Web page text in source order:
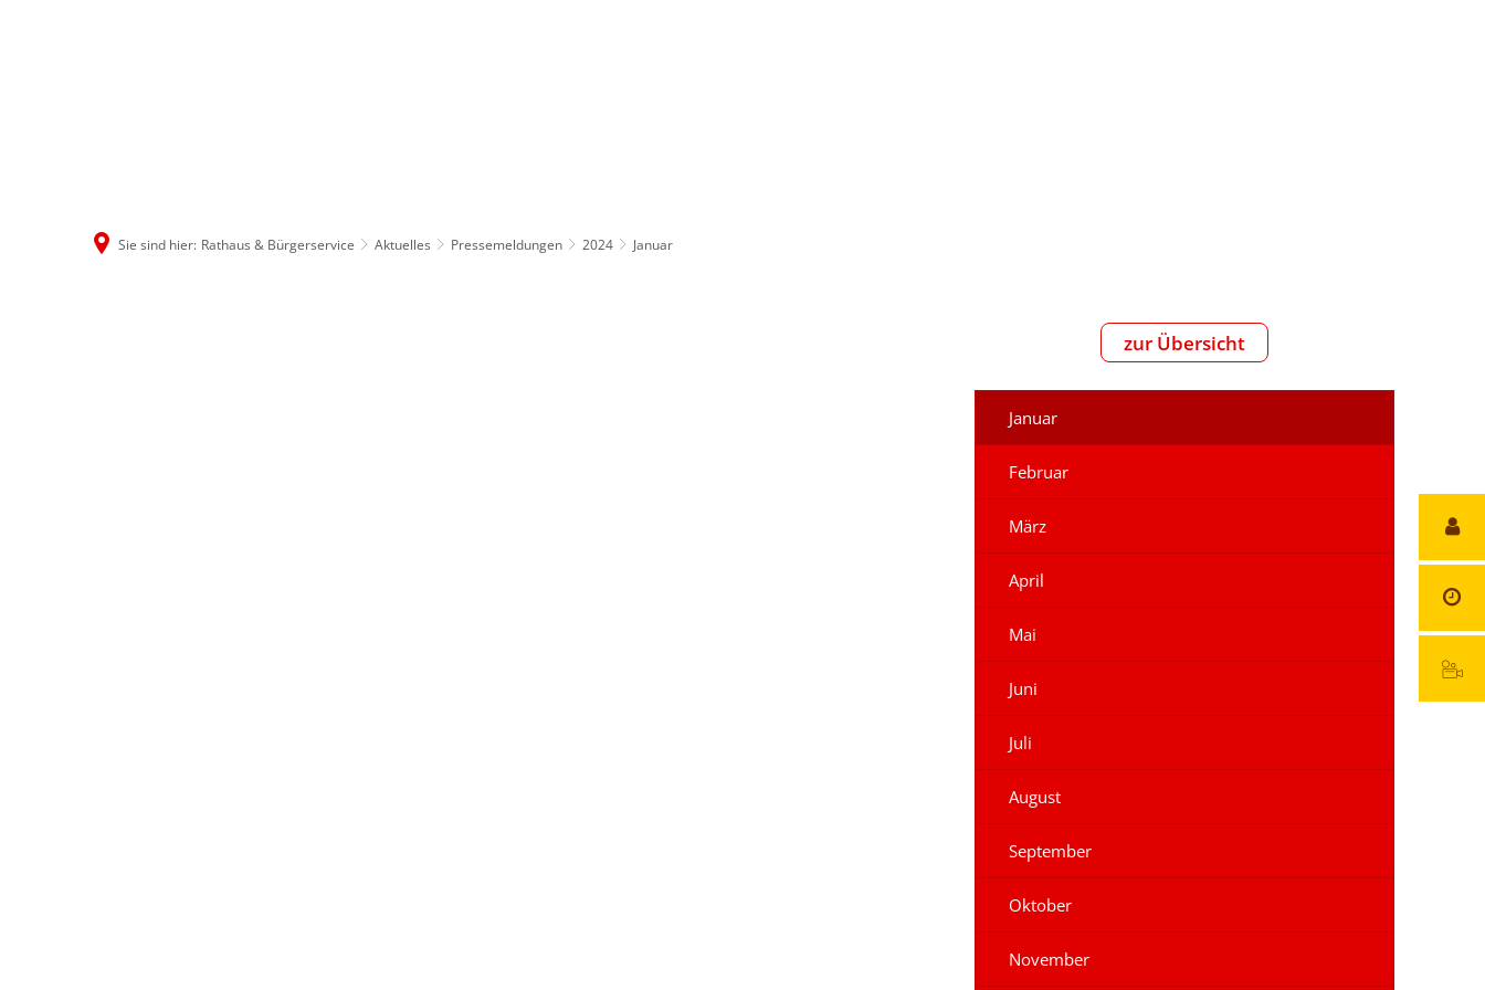
Sie sind hier: Rathaus & Bürgerservice Aktuelles Pressemeldungen 2024 Januar
zur Übersicht
Januar
Februar
März
April
Mai
Juni
Juli
August
September
Oktober
November